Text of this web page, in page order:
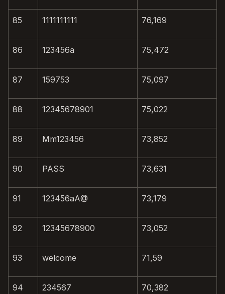
85 1111111111 76,169
86 123456a 75,472
87 159753 75,097
88 12345678901 75,022
89 Mm123456 73,852
90 PASS 73,631
91 123456aA@ 73,179
92 12345678900 73,052
93 welcome 71,59
94 234567 70,382